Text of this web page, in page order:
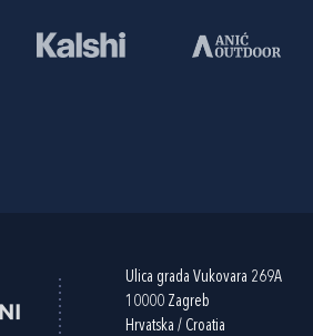
Ulica grada Vukovara 269A
10000 Zagreb
Hrvatska / Croatia